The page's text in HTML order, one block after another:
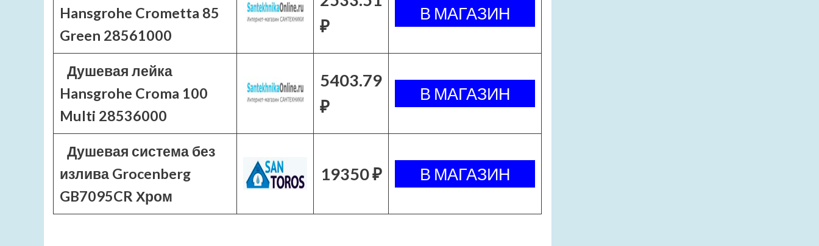
Hansgrohe Crometta 85
Green 28561000
₽
Душевая лейка
Hansgrohe Croma 100
Multi 28536000
5403.79
₽
Душевая система без
излива Grocenberg
GB7095CR Хром
19350 ₽